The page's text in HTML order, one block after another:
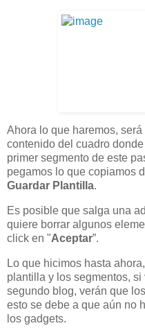
Ahora lo que haremos, será
contenido del cuadro
primer segmento de este
pegamos lo que copiamos
Guardar Plantilla.
Es posible que salga una
quiere borrar algunos
click en "Aceptar”.
Lo que hicimos hasta
plantilla y los segmentos,
segundo blog, verán que
esto se debe a que aún no
los gadgets.